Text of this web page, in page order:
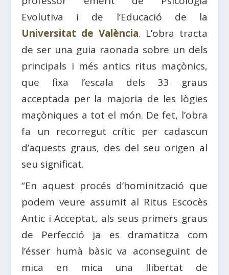
Evolutiva i de l’Educació de la
Universitat de València. L’obra tracta
de ser una guia raonada sobre un dels
principals i més antics ritus maçònics,
que fixa l’escala dels 33 graus
acceptada per la majoria de les lògies
maçòniques a tot el món. De fet, l’obra
fa un recorregut crític per cadascun
d’aquests graus, des del seu origen al
seu significat.
“En aquest procés d’hominització que
podem veure assumit al Ritus Escocès
Antic i Acceptat, als seus primers graus
de Perfecció ja es dramatitza com
l’ésser humà bàsic va aconseguint de
mica en mica una llibertat de